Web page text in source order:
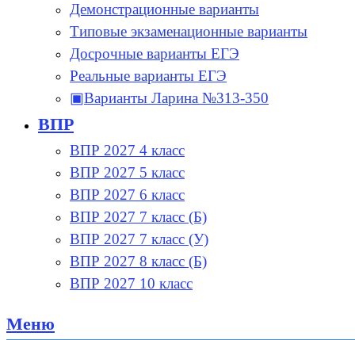
Демонстрационные варианты
Типовые экзаменационные варианты
Досрочные варианты ЕГЭ
Реальные варианты ЕГЭ
▣Варианты Ларина №313-350
ВПР
ВПР 2027 4 класс
ВПР 2027 5 класс
ВПР 2027 6 класс
ВПР 2027 7 класс (Б)
ВПР 2027 7 класс (У)
ВПР 2027 8 класс (Б)
ВПР 2027 10 класс
Меню